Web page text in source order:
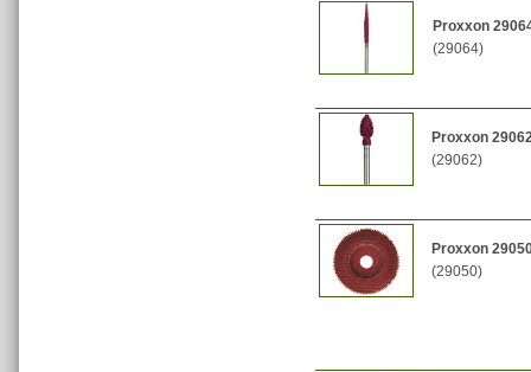
Proxxon
(29064)
Proxxon
(29062)
Proxxon
(29050)